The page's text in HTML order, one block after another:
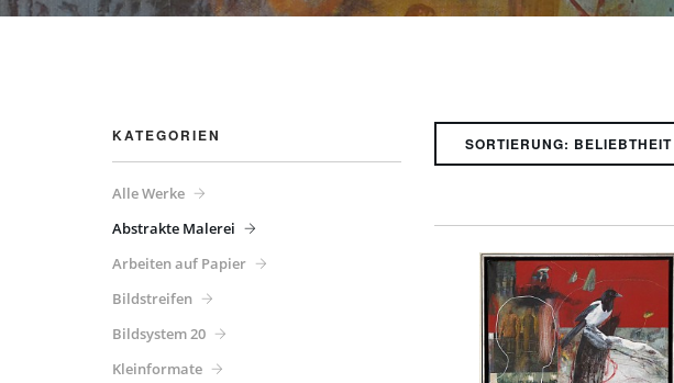
SORTIERUNG: BELIEBTHEIT
KATEGORIEN
Alle Werke
Abstrakte Malerei
Arbeiten auf Papier
Bildstreifen
Bildsystem 20
Kleinformate